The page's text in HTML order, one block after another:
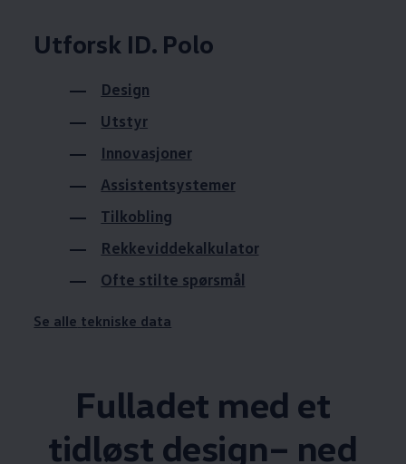
Utforsk ID. Polo
Design
Utstyr
Innovasjoner
Assistentsystemer
Tilkobling
Rekkeviddekalkulator
Ofte stilte spørsmål
Se alle tekniske data
Fulladet med et
tidløst design– ned